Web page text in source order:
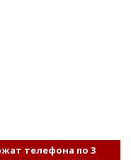
телефона по 3